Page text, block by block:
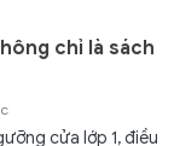
chỉ là sách
cửa lớp 1, điều